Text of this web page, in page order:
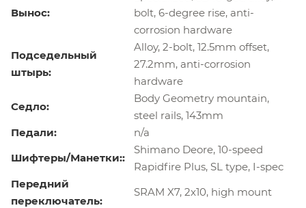
Вынос:
bolt, 6-degree rise, anti-
corrosion hardware
Подседельный
штырь:
Alloy, 2-bolt, 12.5mm offset,
27.2mm, anti-corrosion
hardware
Седло:
Body Geometry mountain,
steel rails, 143mm
Педали:
n/a
Шифтеры/Манетки::
Shimano Deore, 10-speed
Rapidfire Plus, SL type, I-spec
Передний
переключатель:
SRAM X7, 2x10, high mount